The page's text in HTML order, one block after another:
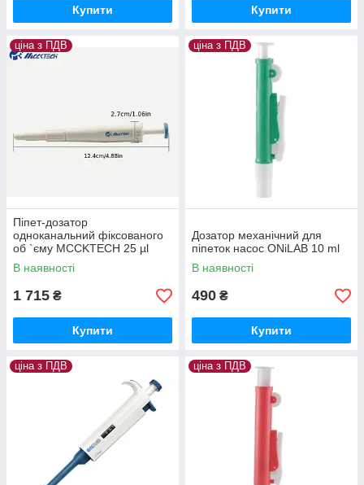
Купити Купити
ціна з ПДВ
Піпет-дозатор
одноканальний фіксованого
об `єму MCCKTECH 25 µl
В наявності
1 715 ₴
Купити
ціна з ПДВ
Дозатор механічний для
піпеток насос ONiLAB 10 ml
В наявності
490 ₴
Купити
ціна з ПДВ ціна з ПДВ